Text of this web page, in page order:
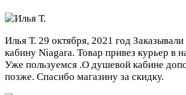
Илья Т. 29 октября, 2021 год
кабину Niagara. Товар привез курьер в
Уже пользуемся .О душевой кабине
позже. Спасибо магазину за скидку.